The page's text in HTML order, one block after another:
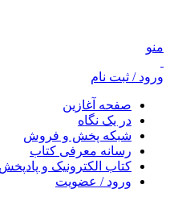
منو
ورود / ثبت نام
صفحه آغازین
در یک نگاه
شبکه پخش و فروش
رسانه معرفی کتاب
کتاب الکترونیک و پادپخش
ورود / عضویت